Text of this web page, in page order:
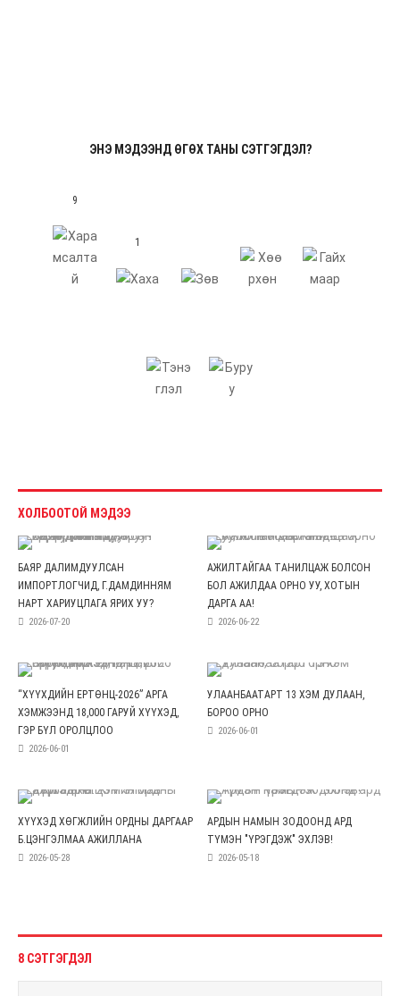
ЭНЭ МЭДЭЭНД ӨГӨХ ТАНЫ СЭТГЭГДЭЛ?
9
1
ХОЛБООТОЙ МЭДЭЭ
БАЯР ДАЛИМДУУЛСАН
ИМПОРТЛОГЧИД, Г.ДАМДИННЯМ
НАРТ ХАРИУЦЛАГА ЯРИХ УУ?
2026-07-20
АЖИЛТАЙГАА ТАНИЛЦАЖ БОЛСОН
БОЛ АЖИЛДАА ОРНО УУ, ХОТЫН
ДАРГА АА!
2026-06-22
“ХҮҮХДИЙН ЕРТӨНЦ-2026” АРГА
ХЭМЖЭЭНД 18,000 ГАРУЙ ХҮҮХЭД,
ГЭР БҮЛ ОРОЛЦЛОО
2026-06-01
УЛААНБААТАРТ 13 ХЭМ ДУЛААН,
БОРОО ОРНО
2026-06-01
ХҮҮХЭД ХӨГЖЛИЙН ОРДНЫ ДАРГААР
Б.ЦЭНГЭЛМАА АЖИЛЛАНА
2026-05-28
АРДЫН НАМЫН ЗОДООНД АРД
ТҮМЭН "ҮРЭГДЭЖ" ЭХЛЭВ!
2026-05-18
8 СЭТГЭГДЭЛ